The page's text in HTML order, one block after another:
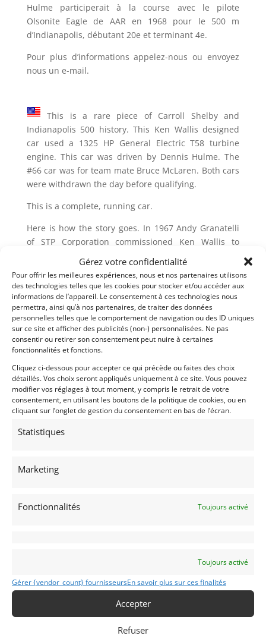
Gérez votre confidentialité
Pour offrir les meilleures expériences, nous et nos partenaires utilisons
des technologies telles que les cookies pour stocker et/ou accéder aux
informations de l’appareil. Le consentement à ces technologies nous
permettra, ainsi qu’à nos partenaires, de traiter des données
personnelles telles que le comportement de navigation ou des ID uniques
sur ce site et afficher des publicités (non-) personnalisées. Ne pas
consentir ou retirer son consentement peut nuire à certaines
fonctionnalités et fonctions.
Cliquez ci-dessous pour accepter ce qui précède ou faites des choix
détaillés. Vos choix seront appliqués uniquement à ce site. Vous pouvez
modifier vos réglages à tout moment, y compris le retrait de votre
consentement, en utilisant les boutons de la politique de cookies, ou en
cliquant sur l’onglet de gestion du consentement en bas de l’écran.
Statistiques
Marketing
Fonctionnalités Toujours activé
Toujours activé
Gérer {vendor_count} fournisseursEn savoir plus sur ces finalités
Accepter
Refuser
Hulme participerait à la course avec le pilote
Olsonite Eagle de AAR en 1968 pour le 500 m
d’Indianapolis, débutant 20e et terminant 4e.
Pour plus d’informations appelez-nous ou envoyez
nous un e-mail.
This is a rare piece of Carroll Shelby and
Indianapolis 500 history. This Ken Wallis designed
car used a 1325 HP General Electric T58 turbine
engine. This car was driven by Dennis Hulme. The
#66 car was for team mate Bruce McLaren. Both cars
were withdrawn the day before qualifying.
This is a complete, running car.
Here is how the story goes. In 1967 Andy Granatelli
of STP Corporation commissioned Ken Wallis to
design a 4 wheel drive turbine powered Indycar. This
car was driven by Parnelli Jones and dominated the
race. It suffered mechanical failure in the final laps,
handing A.J. Foyt his 3rd « 500 » win.
For 1968 Granatelli took this concept to Colin
Chapman at Lotus and the Lotus 56 was born.
Meanwhile Wallis took his concept and paid a visit to
Carroll Shelby.
Shelby convinced Clothier Botany 500 and Goodyear
Tire to fund the project.
The talented Dennis Hulme and Bruce McLaren were
acceleration but were handful to drive in traffic.
Shelby’s Phil Remington something was not right
an illegal effort perpetrated by Wallis, Remington
Bruce McLaren went home and did not return to
Hulme would go onto drive AAR’s Olsonite Eagle for
the 1968 Indianapolis 500, starting 20th and
finishing 4th.